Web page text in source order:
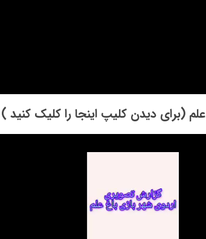
(برای دیدن کلیپ اینجا را کلیک کنید )